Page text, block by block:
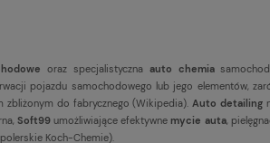
oraz specjalistyczna auto chemia
pojazdu samochodowego lub jego elementów,
zbliżonym do fabrycznego (Wikipedia). Auto detailing
Soft99umożliwiające efektywnemycie auta,
Koch-Chemie).